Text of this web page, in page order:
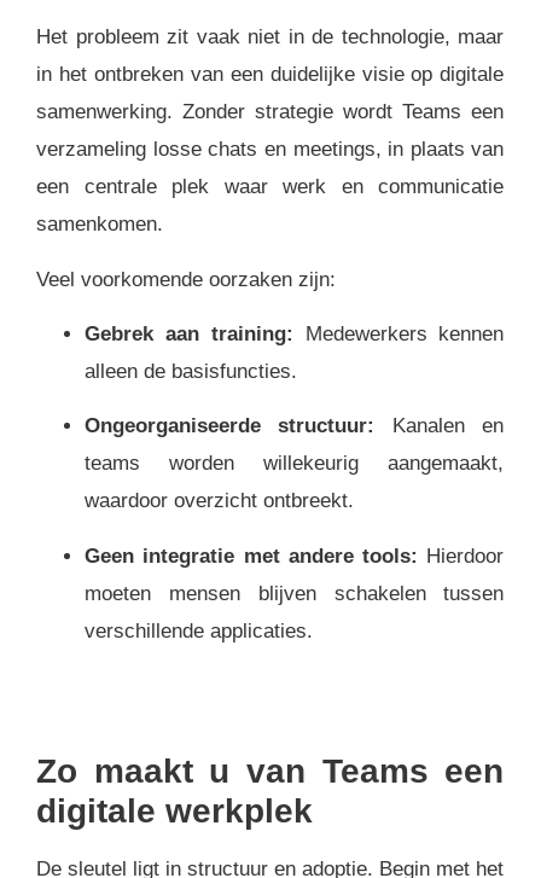
Het probleem zit vaak niet in de technologie, maar
in het ontbreken van een duidelijke visie op digitale
samenwerking. Zonder strategie wordt Teams een
verzameling losse chats en meetings, in plaats van
een centrale plek waar werk en communicatie
samenkomen.
Veel voorkomende oorzaken zijn:
Gebrek aan training: Medewerkers kennen
alleen de basisfuncties.
Ongeorganiseerde structuur:
Kanalen en
teams worden willekeurig aangemaakt,
waardoor overzicht ontbreekt.
Geen integratie met andere tools: Hierdoor
moeten mensen blijven schakelen tussen
verschillende applicaties.
Zo maakt u van Teams een
digitale werkplek
De sleutel ligt in structuur en adoptie. Begin met het